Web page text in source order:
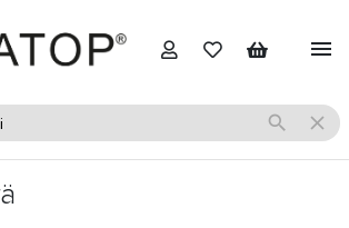
menu
search close